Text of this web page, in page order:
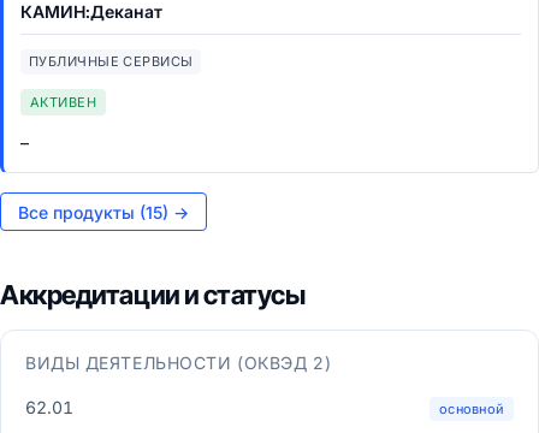
КАМИН:Деканат
ПУБЛИЧНЫЕ СЕРВИСЫ
АКТИВЕН
–
Все продукты (15) →
Аккредитации и статусы
ВИДЫ ДЕЯТЕЛЬНОСТИ (ОКВЭД 2)
62.01 основной